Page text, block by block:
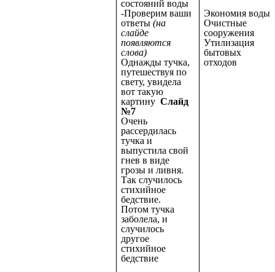
состояний воды
-Проверим ваши
ответы(на
слайде
появляются
слова)
Однажды тучка,
путешествуя по
свету, увидела
вот такую
картинуСлайд
№7
Очень
рассердилась
тучка и
выпустила свой
гнев в виде
грозы и ливня.
Так случилось
стихийное
бедствие.
Потом тучка
заболела, и
случилось
другое
стихийное
бедствие
Экономия воды
Очистные
сооружения
Утилизация
бытовых
отходов